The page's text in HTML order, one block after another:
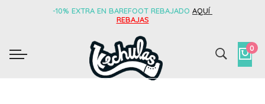
-10% EXTRA EN BAREFOOT REBAJADO AQUÍ
REBAJAS
0